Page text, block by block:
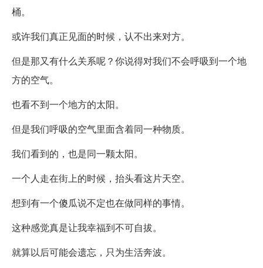
桶。
或许我们真正见面的时候，认不出来对方。
但是那又有什么关系呢？你说得对我们不会呼吸到一个地
方的空气。
也看不到一个地方的太阳。
但是我们呼吸的空气里面含着同一种物质。
我们看到的，也是同一颗太阳。
一个人走在街上的时候，抬头看这片天空。
想到有一个傻瓜说不定也在做同样的事情。
这种感觉真是让我幸福到不可自拔。
就算以后可能会遗忘，只为生活奔波。